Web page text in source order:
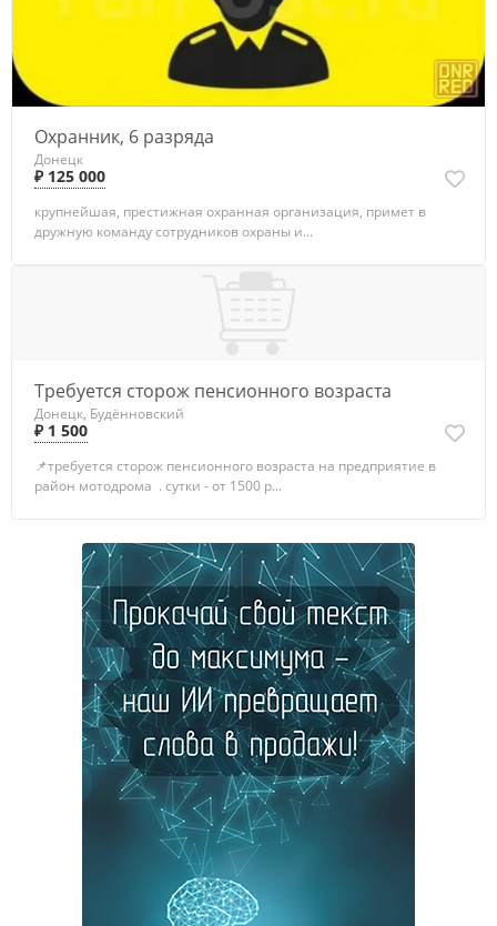
Охранник, 6 разряда
Донецк
₽ 125 000
крупнейшая, престижная охранная организация, примет в
дружную команду сотрудников охраны и...
Требуется сторож пенсионного возраста
Донецк, Будённовский
₽ 1 500
📌требуется сторож пенсионного возраста на предприятие в
район мотодрома . сутки - от 1500 р...